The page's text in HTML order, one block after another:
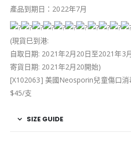
產品到期日：2022年7月
(現貨巳到港:
自取日期: 2021年2月20日至2021年3
寄貨日期: 2021年2月20開始)
[X102063] 美國Neosporin兒童傷口消
$45/支
SIZE GUIDE